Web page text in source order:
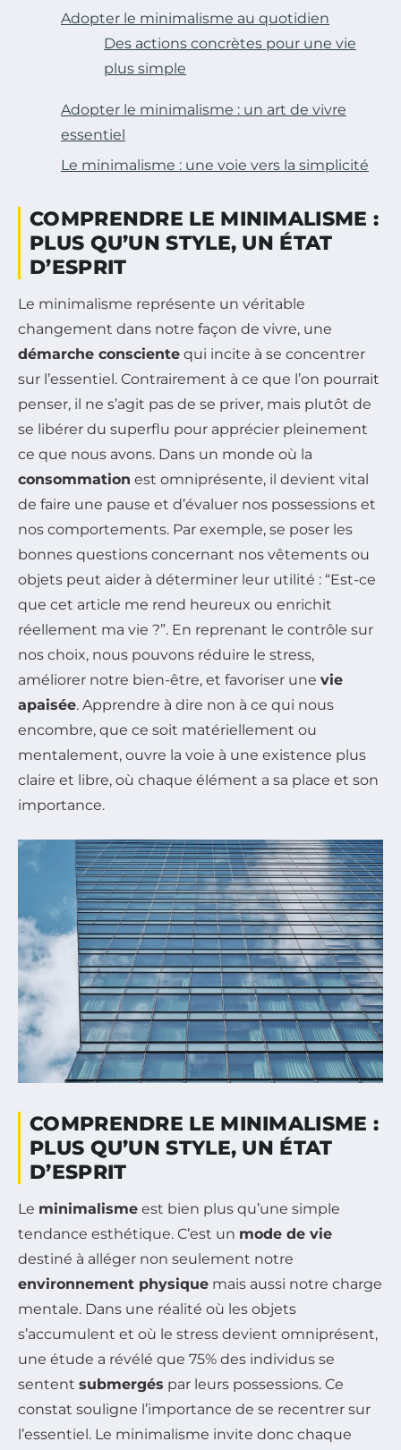
Adopter le minimalisme au quotidien
Des actions concrètes pour une vie
plus simple
Adopter le minimalisme : un art de vivre
essentiel
Le minimalisme : une voie vers la simplicité
COMPRENDRE LE MINIMALISME :
PLUS QU’UN STYLE, UN ÉTAT
D’ESPRIT
Le minimalisme représente un véritable
changement dans notre façon de vivre, une
démarche consciente qui incite à se concentrer
sur l’essentiel. Contrairement à ce que l’on pourrait
penser, il ne s’agit pas de se priver, mais plutôt de
se libérer du superflu pour apprécier pleinement
ce que nous avons. Dans un monde où la
consommation est omniprésente, il devient vital
de faire une pause et d’évaluer nos possessions et
nos comportements. Par exemple, se poser les
bonnes questions concernant nos vêtements ou
objets peut aider à déterminer leur utilité : “Est-ce
que cet article me rend heureux ou enrichit
réellement ma vie ?”. En reprenant le contrôle sur
nos choix, nous pouvons réduire le stress,
améliorer notre bien-être, et favoriser une vie
apaisée. Apprendre à dire non à ce qui nous
encombre, que ce soit matériellement ou
mentalement, ouvre la voie à une existence plus
claire et libre, où chaque élément a sa place et son
importance.
COMPRENDRE LE MINIMALISME :
PLUS QU’UN STYLE, UN ÉTAT
D’ESPRIT
Le minimalisme est bien plus qu’une simple
tendance esthétique. C’est un mode de vie
destiné à alléger non seulement notre
environnement physique mais aussi notre charge
mentale. Dans une réalité où les objets
s’accumulent et où le stress devient omniprésent,
une étude a révélé que 75% des individus se
sentent submergés par leurs possessions. Ce
constat souligne l’importance de se recentrer sur
l’essentiel. Le minimalisme invite donc chaque